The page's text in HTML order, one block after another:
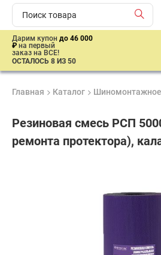
Дарим купон до 46 000
₽ на первый
заказ на ВСЕ!
ОСТАЛОСЬ 8 ИЗ 50
Главная Каталог
Резиновая смесь РСП
ремонта протектора),